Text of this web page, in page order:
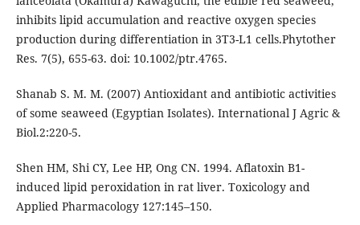
inhibits lipid accumulation and reactive oxygen species
production during differentiation in 3T3-L1 cells.Phytother
Res. 7(5), 655-63. doi: 10.1002/ptr.4765.
Shanab S. M. M. (2007) Antioxidant and antibiotic activities
of some seaweed (Egyptian Isolates). International J Agric &
Biol.2:220-5.
Shen HM, Shi CY, Lee HP, Ong CN. 1994. Aflatoxin B1-
induced lipid peroxidation in rat liver. Toxicology and
Applied Pharmacology 127:145–150.